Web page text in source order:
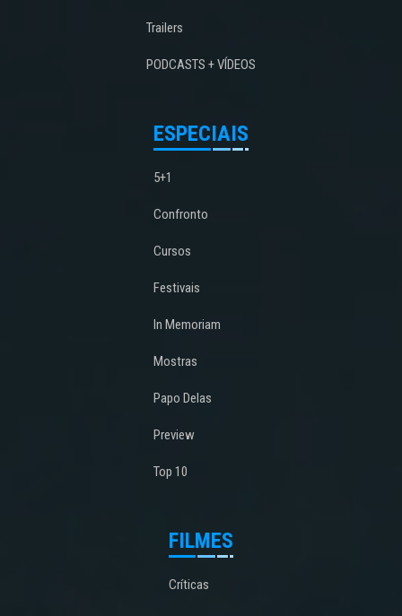
Trailers
PODCASTS + VÍDEOS
ESPECIAIS
5+1
Confronto
Cursos
Festivais
In Memoriam
Mostras
Papo Delas
Preview
Top 10
FILMES
Críticas